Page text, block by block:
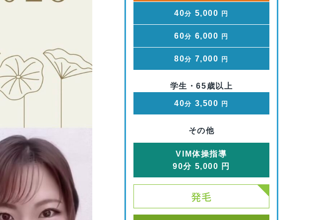
40分 5,000 円
60分 6,000 円
80分 7,000 円
学生・65歳以上
40分 3,500 円
その他
VIM体操指導
90分 5,000 円